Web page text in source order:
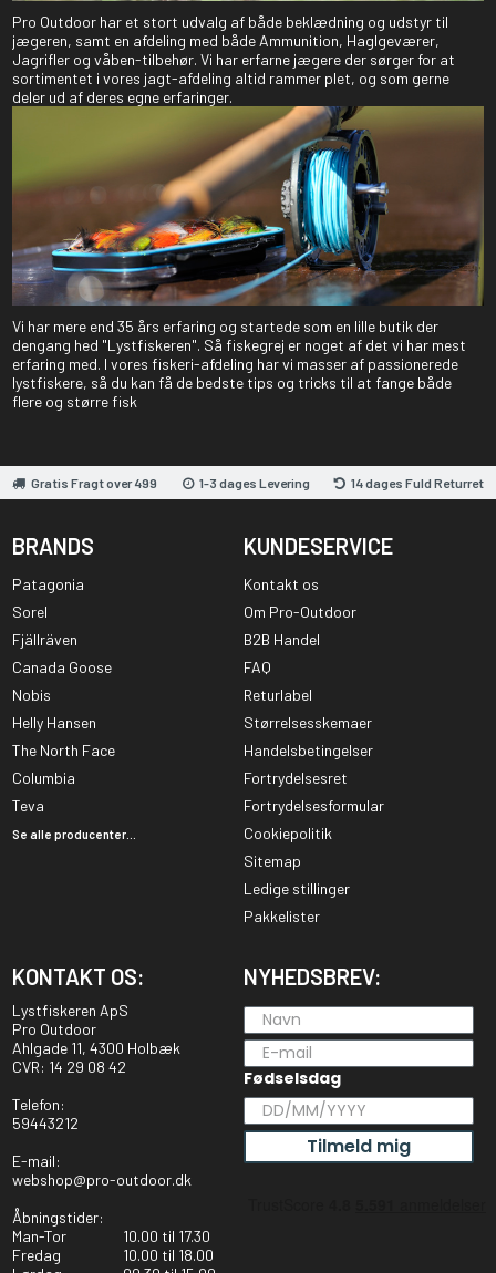
Pro Outdoor har et stort udvalg af både beklædning og udstyr til
jægeren, samt en afdeling med både Ammunition, Haglgeværer,
Jagrifler og våben-tilbehør. Vi har erfarne jægere der sørger for at
sortimentet i vores jagt-afdeling altid rammer plet, og som gerne
deler ud af deres egne erfaringer.
Vi har mere end 35 års erfaring og startede som en lille butik der
dengang hed "Lystfiskeren". Så fiskegrej er noget af det vi har mest
erfaring med. I vores fiskeri-afdeling har vi masser af passionerede
lystfiskere, så du kan få de bedste tips og tricks til at fange både
flere og større fisk
Gratis Fragt over 499 1-3 dages Levering 14 dages Fuld Returret
BRANDS
Patagonia
Sorel
Fjällräven
Canada Goose
Nobis
Helly Hansen
The North Face
Columbia
Teva
Se alle producenter...
KUNDESERVICE
Kontakt os
Om Pro-Outdoor
B2B Handel
FAQ
Returlabel
Størrelsesskemaer
Handelsbetingelser
Fortrydelsesret
Fortrydelsesformular
Cookiepolitik
Sitemap
Ledige stillinger
Pakkelister
KONTAKT OS:
Lystfiskeren ApS
Pro Outdoor
Ahlgade 11, 4300 Holbæk
CVR: 14 29 08 42
Telefon:
59443212
E-mail:
webshop@pro-outdoor.dk
Åbningstider:
Man-Tor
10.00 til 17.30
Fredag
10.00 til 18.00
NYHEDSBREV:
Fødselsdag
Tilmeld mig